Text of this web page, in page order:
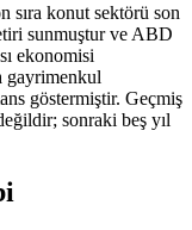
sıra konut sektörü son
sunmuştur ve ABD
ekonomisi
gayrimenkul
göstermiştir. Geçmiş
sonraki beş yıl